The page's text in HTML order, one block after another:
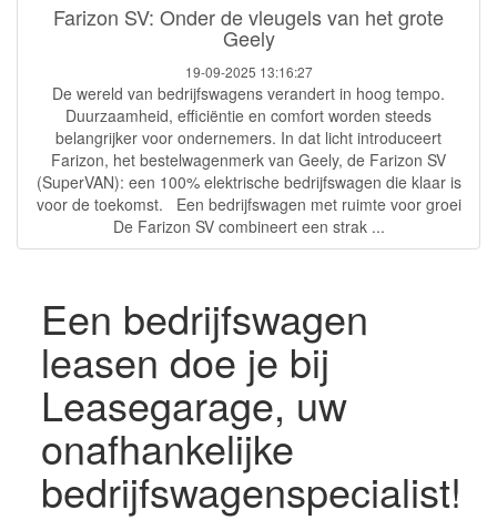
Farizon SV: Onder de vleugels van het grote
Geely
19-09-2025 13:16:27
De wereld van bedrijfswagens verandert in hoog tempo.
Duurzaamheid, efficiëntie en comfort worden steeds
belangrijker voor ondernemers. In dat licht introduceert
Farizon, het bestelwagenmerk van Geely, de Farizon SV
(SuperVAN): een 100% elektrische bedrijfswagen die klaar is
voor de toekomst. Een bedrijfswagen met ruimte voor groei
De Farizon SV combineert een strak ...
Een bedrijfswagen
leasen doe je bij
Leasegarage, uw
onafhankelijke
bedrijfswagenspecialist!